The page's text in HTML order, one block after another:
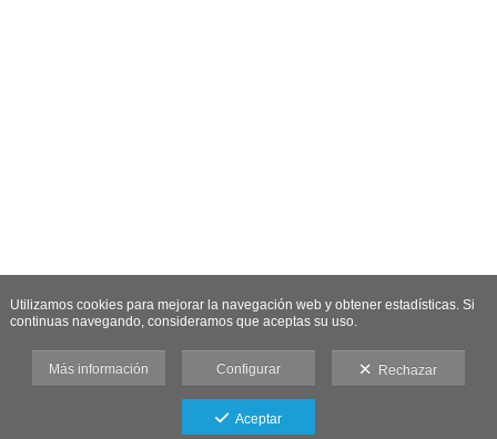
Utilizamos cookies para mejorar la navegación web y obtener estadísticas. Si
continuas navegando, consideramos que aceptas su uso.
Más información Configurar Rechazar
Aceptar